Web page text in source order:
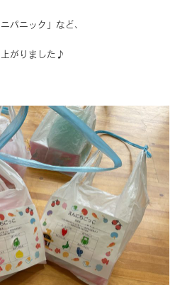
パニック」など、
がりました♪